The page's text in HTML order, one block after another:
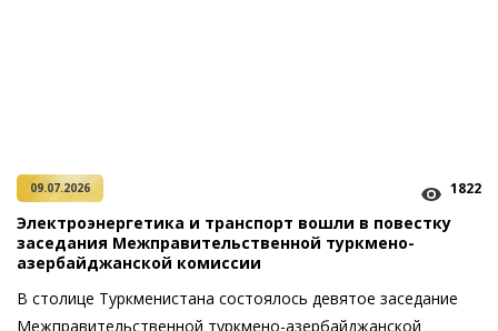
09.07.2026 1822
Электроэнергетика и транспорт вошли в повестку
заседания Межправительственной туркмено-
азербайджанской комиссии
В столице Туркменистана состоялось девятое заседание
Межправительственной туркмено-азербайджанской